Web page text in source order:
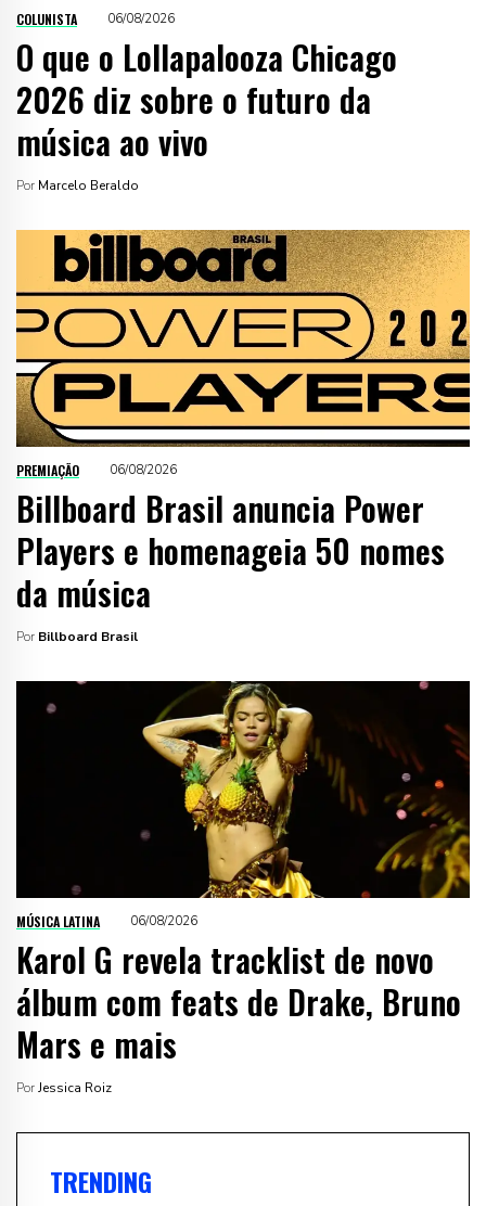
COLUNISTA 06/08/2026
O que o Lollapalooza Chicago
2026 diz sobre o futuro da
música ao vivo
Por Marcelo Beraldo
PREMIAÇÃO 06/08/2026
Billboard Brasil anuncia Power
Players e homenageia 50 nomes
da música
Por Billboard Brasil
MÚSICA LATINA 06/08/2026
Karol G revela tracklist de novo
álbum com feats de Drake, Bruno
Mars e mais
PorJessica Roiz
TRENDING